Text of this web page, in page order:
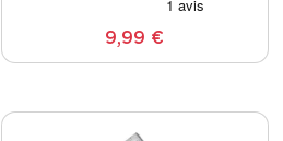
9,99 €